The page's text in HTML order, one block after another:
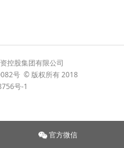
控股集团有限公司
号© 版权所有 2018
号-1
官方微信